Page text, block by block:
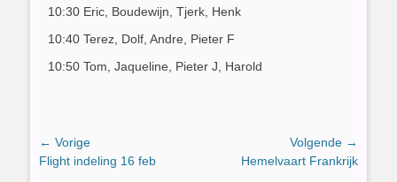
10:30 Eric, Boudewijn, Tjerk, Henk
10:40 Terez, Dolf, Andre, Pieter F
10:50 Tom, Jaqueline, Pieter J, Harold
Bericht
navigatie
← Vorige
Vorig
Flight indeling 16 feb
Volgende →
VolgendHemelvaart Frankrijk